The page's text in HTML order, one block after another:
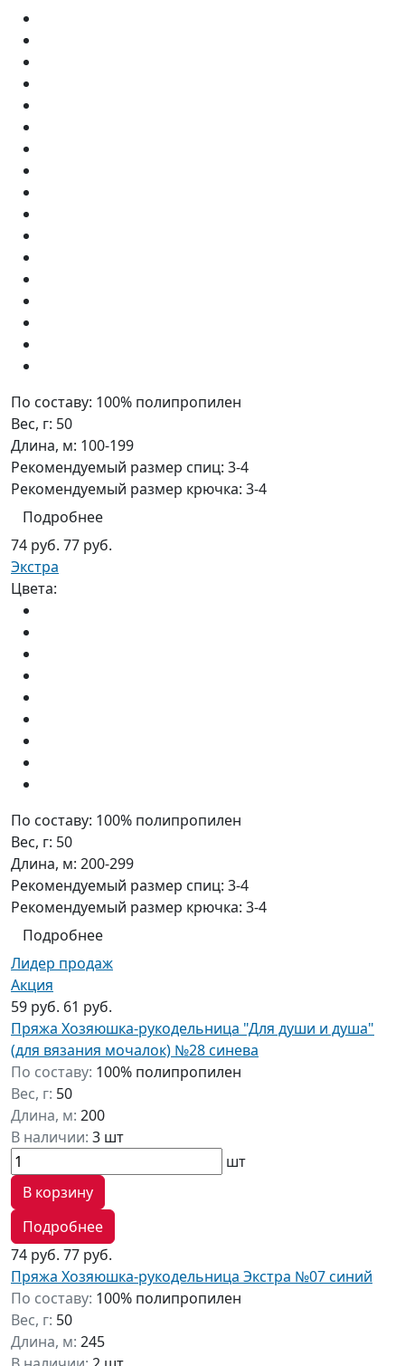
По составу: 100% полипропилен
Вес, г: 50
Длина, м: 100-199
Рекомендуемый размер спиц: 3-4
Рекомендуемый размер крючка: 3-4
Подробнее
74 руб. 77 руб.
Экстра
Цвета:
По составу: 100% полипропилен
Вес, г: 50
Длина, м: 200-299
Рекомендуемый размер спиц: 3-4
Рекомендуемый размер крючка: 3-4
Подробнее
Лидер продаж
Акция
59 руб. 61 руб.
Пряжа Хозяюшка-рукодельница "Для души и душа"
(для вязания мочалок) №28 синева
По составу: 100% полипропилен
Вес, г: 50
Длина, м: 200
В наличии: 3 шт
шт
В корзину
Подробнее
74 руб. 77 руб.
Пряжа Хозяюшка-рукодельница Экстра №07 синий
По составу: 100% полипропилен
Вес, г: 50
Длина, м: 245